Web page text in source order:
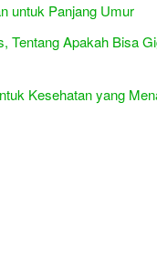
untuk Panjang Umur
Tentang Apakah Bisa
Kesehatan yang